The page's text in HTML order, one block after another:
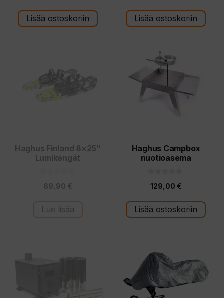
ä
Lisää ostoskoriin
s
t
ä
Lisää ostoskoriin
Haghus Finland 8×25″
Lumikengät
s
69,90 €
Lue lisää
Haghus Campbox
nuotioasema
s
t
ä
129,00 €
Lisää ostoskoriin